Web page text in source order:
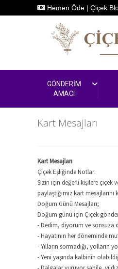
Hemen Öde | Çiçek
GÖNDERİM
AMACI
Kart Mesajları
Kart Mesajları
Çiçek Eşliğinde Notlar:
Sizin için değerli kişilere çiçek
paylaştığımız kart
Doğum Günü Mesajları;
Doğum günü için Çiçek
- Dedim, diyorum ve sonsuza
- Hayatının her döneminde
- Yılların sormadığı, yolların
- Yeni yaşında kalbinin